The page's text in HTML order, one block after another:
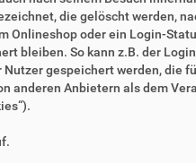
die gelöscht werden,
Onlineshop oder ein Login-
bleiben. So kann z.B. der
Nutzer gespeichert werden, die
anderen Anbietern als dem